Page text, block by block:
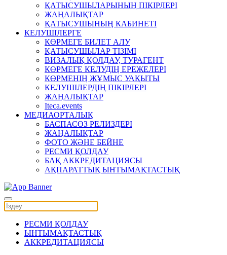
ҚАТЫСУШЫЛАРЫНЫҢ ПІКІРЛЕРІ
ЖАҢАЛЫҚТАР
ҚАТЫСУШЫНЫҢ КАБИНЕТІ
КЕЛУШІЛЕРГЕ
КӨРМЕГЕ БИЛЕТ АЛУ
ҚАТЫСУШЫЛАР ТІЗІМІ
ВИЗАЛЫҚ ҚОЛДАУ, ТУРАГЕНТ
КӨРМЕГЕ КЕЛУДІҢ ЕРЕЖЕЛЕРІ
КӨРМЕНІҢ ЖҰМЫС УАҚЫТЫ
КЕЛУШІЛЕРДІҢ ПІКІРЛЕРІ
ЖАҢАЛЫҚТАР
Iteca.events
МЕДИАОРТАЛЫҚ
БАСПАСӨЗ РЕЛИЗДЕРІ
ЖАҢАЛЫҚТАР
ФОТО ЖӘНЕ БЕЙНЕ
РЕСМИ ҚОЛДАУ
БАҚ АККРЕДИТАЦИЯСЫ
АҚПАРАТТЫҚ ЫНТЫМАҚТАСТЫҚ
РЕСМИ ҚОЛДАУ
ЫНТЫМАҚТАСТЫҚ
АККРЕДИТАЦИЯСЫ